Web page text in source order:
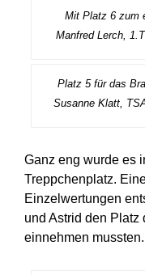
Mit Platz 6 zum
Manfred Lerch,
Platz 5 für das
Susanne Klatt,
Ganz eng wurde es
Treppchenplatz.
Einzelwertungen
und Astrid den Platz
einnehmen mussten.